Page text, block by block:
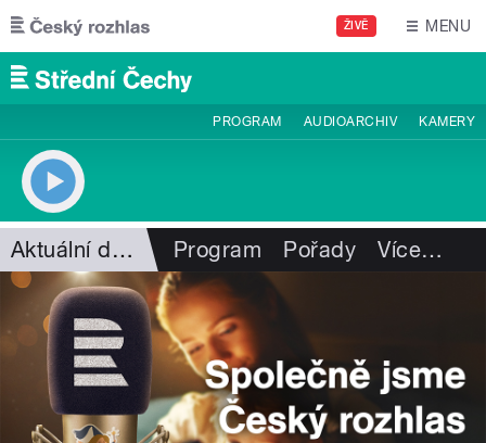
Přejít k hlavnímu obsahu
ŽIVĚ MENU
PROGRAM AUDIOARCHIV KAMERY
Aktuální dění Program Pořady Více…